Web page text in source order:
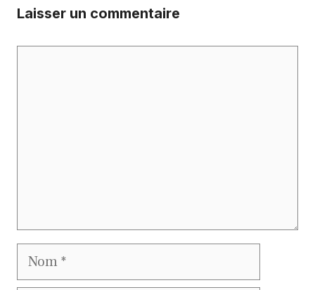
Laisser un commentaire
Nom